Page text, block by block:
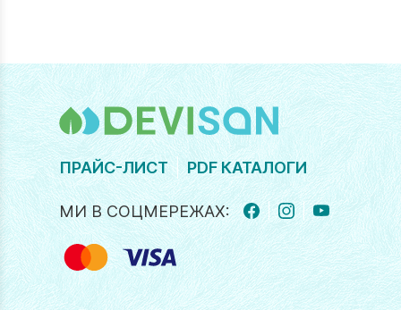
ПРАЙС-ЛИСТ PDF КАТАЛОГИ
МИ В СОЦМЕРЕЖАХ: FACEBOOK
INSTAGRAM
YOUTUBE